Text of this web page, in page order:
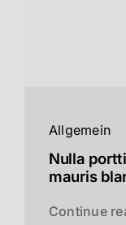
Allgemein
Nulla
mauris
Continue